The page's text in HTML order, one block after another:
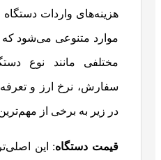
هزینه‌های واردات
موارد متنوعی می‌شود
مختلفی مانند نوع
سفارش، نرخ ارز و
در زیر به برخی از
قیمت دستگاه: این